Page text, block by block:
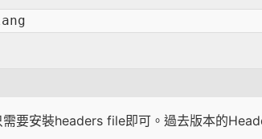
需要安裝headers file即可。過去版本的